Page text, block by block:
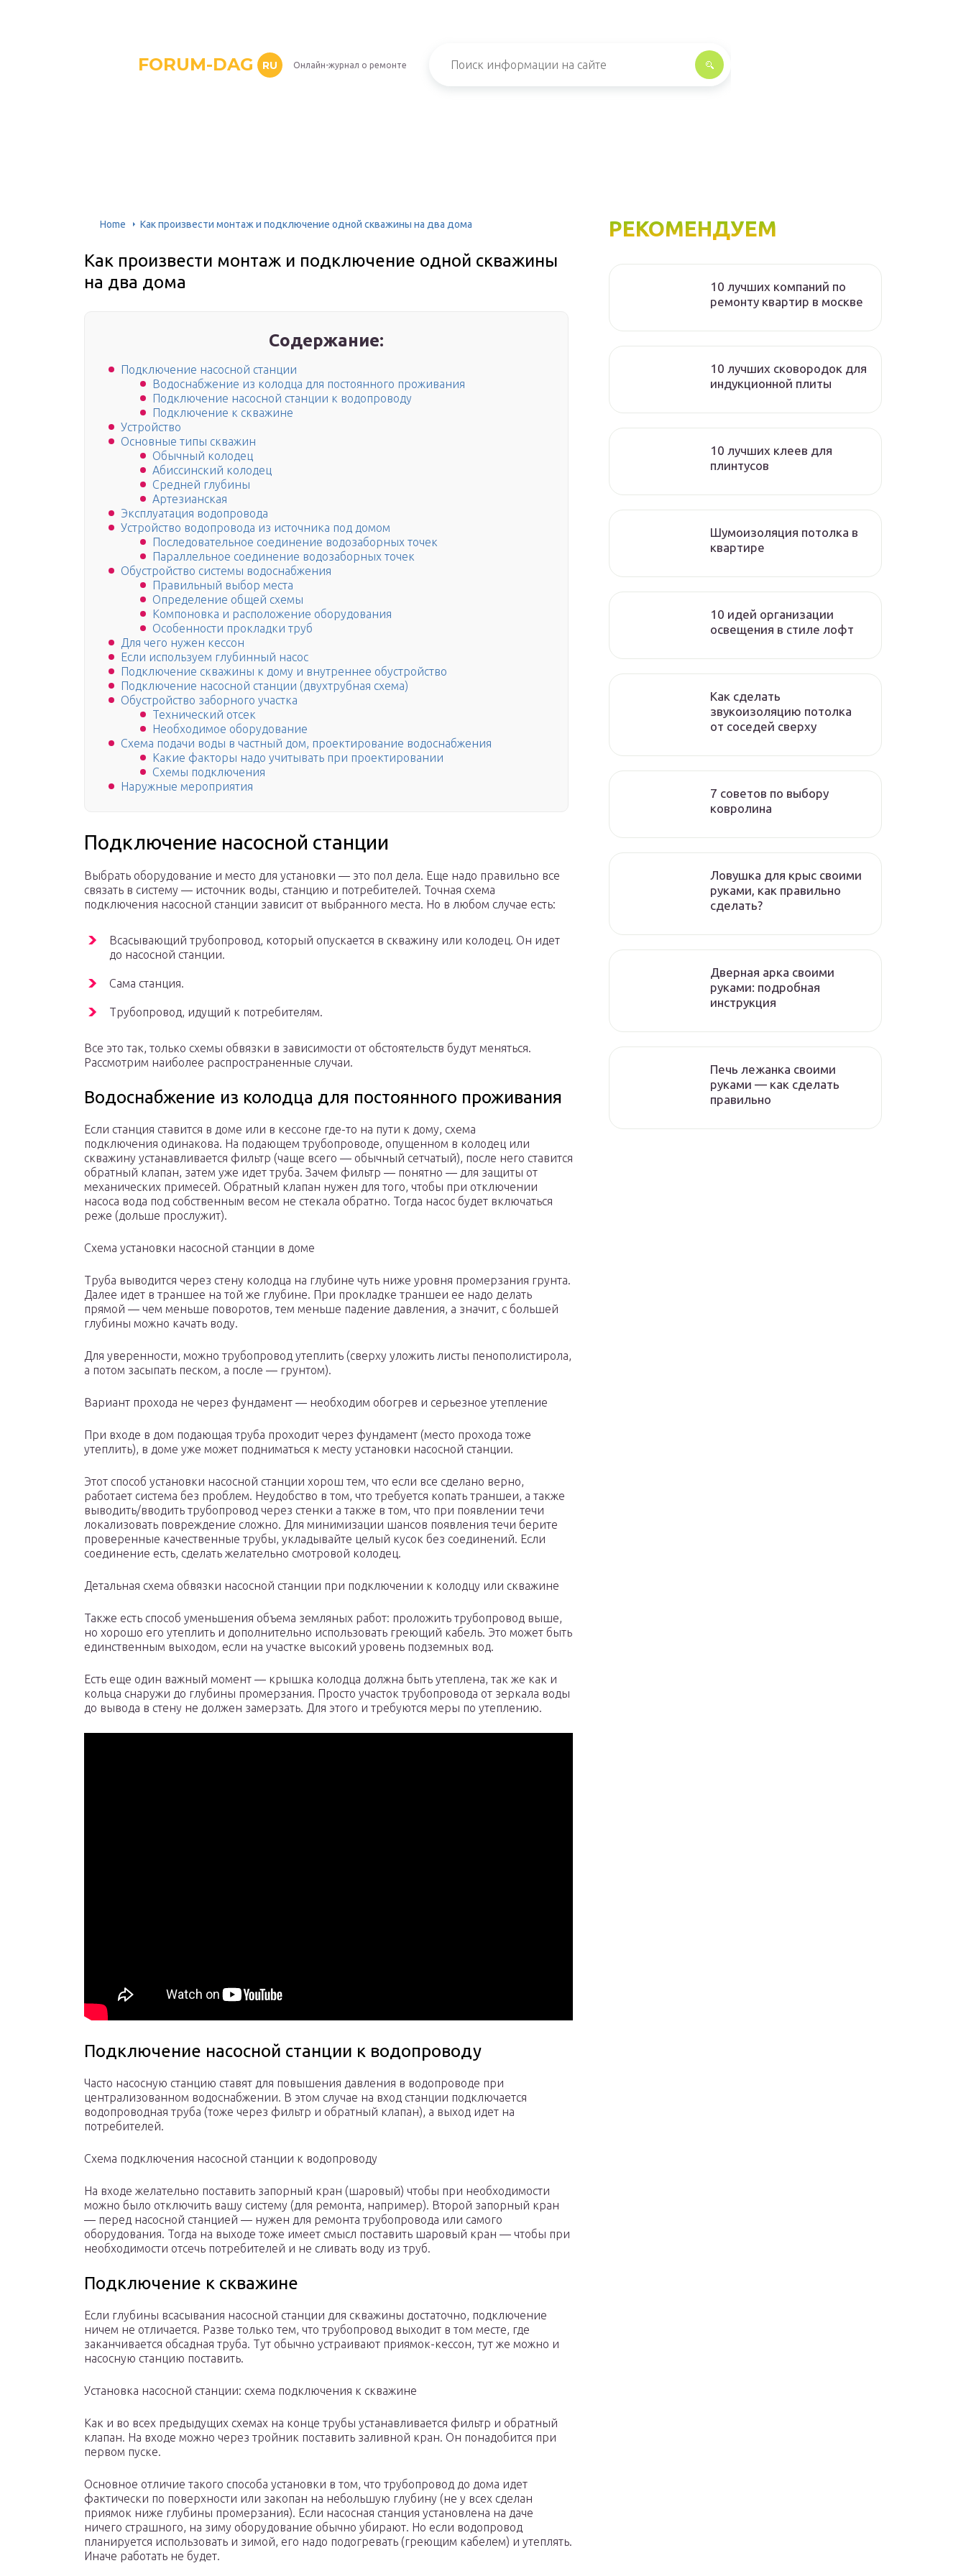
FORUM-DAG RU Онлайн-журнал о ремонте
Home Как произвести монтаж и подключение одной скважины на два дома
Как произвести монтаж и подключение одной скважины
на два дома
Содержание:
Подключение насосной станции
Водоснабжение из колодца для постоянного проживания
Подключение насосной станции к водопроводу
Подключение к скважине
Устройство
Основные типы скважин
Обычный колодец
Абиссинский колодец
Средней глубины
Артезианская
Эксплуатация водопровода
Устройство водопровода из источника под домом
Последовательное соединение водозаборных точек
Параллельное соединение водозаборных точек
Обустройство системы водоснабжения
Правильный выбор места
Определение общей схемы
Компоновка и расположение оборудования
Особенности прокладки труб
Для чего нужен кессон
Если используем глубинный насос
Подключение скважины к дому и внутреннее обустройство
Подключение насосной станции (двухтрубная схема)
Обустройство заборного участка
Технический отсек
Необходимое оборудование
Схема подачи воды в частный дом, проектирование водоснабжения
Какие факторы надо учитывать при проектировании
Схемы подключения
Наружные мероприятия
Подключение насосной станции
Выбрать оборудование и место для установки — это пол дела. Еще надо правильно все
связать в систему — источник воды, станцию и потребителей. Точная схема
подключения насосной станции зависит от выбранного места. Но в любом случае есть:
Всасывающий трубопровод, который опускается в скважину или колодец. Он идет
до насосной станции.
Сама станция.
Трубопровод, идущий к потребителям.
Все это так, только схемы обвязки в зависимости от обстоятельств будут меняться.
Рассмотрим наиболее распространенные случаи.
Водоснабжение из колодца для постоянного проживания
Если станция ставится в доме или в кессоне где-то на пути к дому, схема
подключения одинакова. На подающем трубопроводе, опущенном в колодец или
скважину устанавливается фильтр (чаще всего — обычный сетчатый), после него ставится
обратный клапан, затем уже идет труба. Зачем фильтр — понятно — для защиты от
механических примесей. Обратный клапан нужен для того, чтобы при отключении
насоса вода под собственным весом не стекала обратно. Тогда насос будет включаться
реже (дольше прослужит).
Схема установки насосной станции в доме
Труба выводится через стену колодца на глубине чуть ниже уровня промерзания грунта.
Далее идет в траншее на той же глубине. При прокладке траншеи ее надо делать
прямой — чем меньше поворотов, тем меньше падение давления, а значит, с большей
глубины можно качать воду.
Для уверенности, можно трубопровод утеплить (сверху уложить листы пенополистирола,
а потом засыпать песком, а после — грунтом).
Вариант прохода не через фундамент — необходим обогрев и серьезное утепление
При входе в дом подающая труба проходит через фундамент (место прохода тоже
утеплить), в доме уже может подниматься к месту установки насосной станции.
Этот способ установки насосной станции хорош тем, что если все сделано верно,
работает система без проблем. Неудобство в том, что требуется копать траншеи, а также
выводить/вводить трубопровод через стенки а также в том, что при появлении течи
локализовать повреждение сложно. Для минимизации шансов появления течи берите
проверенные качественные трубы, укладывайте целый кусок без соединений. Если
соединение есть, сделать желательно смотровой колодец.
Детальная схема обвязки насосной станции при подключении к колодцу или скважине
Также есть способ уменьшения объема земляных работ: проложить трубопровод выше,
но хорошо его утеплить и дополнительно использовать греющий кабель. Это может быть
единственным выходом, если на участке высокий уровень подземных вод.
Есть еще один важный момент — крышка колодца должна быть утеплена, так же как и
кольца снаружи до глубины промерзания. Просто участок трубопровода от зеркала воды
до вывода в стену не должен замерзать. Для этого и требуются меры по утеплению.
Подключение насосной станции к водопроводу
Часто насосную станцию ставят для повышения давления в водопроводе при
централизованном водоснабжении. В этом случае на вход станции подключается
водопроводная труба (тоже через фильтр и обратный клапан), а выход идет на
потребителей.
Схема подключения насосной станции к водопроводу
На входе желательно поставить запорный кран (шаровый) чтобы при необходимости
можно было отключить вашу систему (для ремонта, например). Второй запорный кран
— перед насосной станцией — нужен для ремонта трубопровода или самого
оборудования. Тогда на выходе тоже имеет смысл поставить шаровый кран — чтобы при
необходимости отсечь потребителей и не сливать воду из труб.
Подключение к скважине
Если глубины всасывания насосной станции для скважины достаточно, подключение
ничем не отличается. Разве только тем, что трубопровод выходит в том месте, где
заканчивается обсадная труба. Тут обычно устраивают приямок-кессон, тут же можно и
насосную станцию поставить.
Установка насосной станции: схема подключения к скважине
Как и во всех предыдущих схемах на конце трубы устанавливается фильтр и обратный
клапан. На входе можно через тройник поставить заливной кран. Он понадобится при
первом пуске.
Основное отличие такого способа установки в том, что трубопровод до дома идет
фактически по поверхности или закопан на небольшую глубину (не у всех сделан
приямок ниже глубины промерзания). Если насосная станция установлена на даче
ничего страшного, на зиму оборудование обычно убирают. Но если водопровод
планируется использовать и зимой, его надо подогревать (греющим кабелем) и утеплять.
Иначе работать не будет.
РЕКОМЕНДУЕМ
10 лучших компаний по
ремонту квартир в москве
10 лучших сковородок для
индукционной плиты
10 лучших клеев для
плинтусов
Шумоизоляция потолка в
квартире
10 идей организации
освещения в стиле лофт
Как сделать
звукоизоляцию потолка
от соседей сверху
7 советов по выбору
ковролина
Ловушка для крыс своими
руками, как правильно
сделать?
Дверная арка своими
руками: подробная
инструкция
Печь лежанка своими
руками — как сделать
правильно